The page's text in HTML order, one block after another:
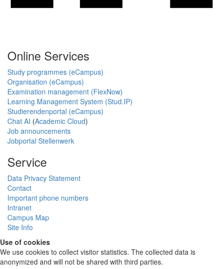
Online Services
Study programmes (eCampus)
Organisation (eCampus)
Examination management (FlexNow)
Learning Management System (Stud.IP)
Studierendenportal (eCampus)
Chat AI (Academic Cloud)
Job announcements
Jobportal Stellenwerk
Service
Data Privacy Statement
Contact
Important phone numbers
Intranet
Campus Map
Site Info
Use of cookies
We use cookies to collect visitor statistics. The collected data is
anonymized and will not be shared with third parties.